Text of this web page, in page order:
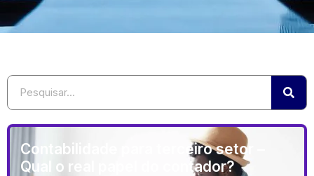
Contabilidade para terceiro setor –
Qual o real papel do contador?